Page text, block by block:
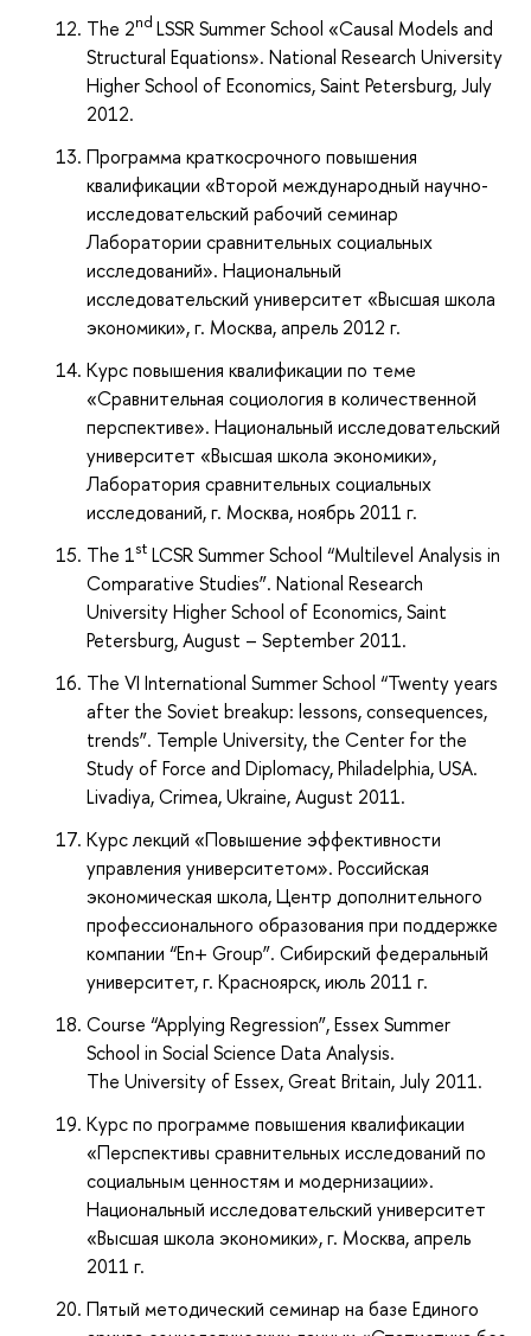
The 2nd LSSR Summer School «Causal Models and
Structural Equations». National Research University
Higher School of Economics, Saint Petersburg, July
2012.
Программа краткосрочного повышения
квалификации «Второй международный научно-
исследовательский рабочий семинар
Лаборатории сравнительных социальных
исследований». Национальный
исследовательский университет «Высшая школа
экономики», г. Москва, апрель 2012 г.
Курс повышения квалификации по теме
«Сравнительная социология в количественной
перспективе». Национальный исследовательский
университет «Высшая школа экономики»,
Лаборатория сравнительных социальных
исследований, г. Москва, ноябрь 2011 г.
The 1stLCSR Summer School “Multilevel Analysis in
Comparative Studies”. National Research
University Higher School of Economics, Saint
Petersburg, August – September 2011.
The VI International Summer School “Twenty years
after the Soviet breakup: lessons, consequences,
trends”. Temple University, the Center for the
Study of Force and Diplomacy, Philadelphia, USA.
Livadiya, Crimea, Ukraine, August 2011.
Курс лекций «Повышение эффективности
управления университетом». Российская
экономическая школа, Центр дополнительного
профессионального образования при поддержке
компании “En+ Group”. Сибирский федеральный
университет, г. Красноярск, июль 2011 г.
Course “Applying Regression”, Essex Summer
School in Social Science Data Analysis.
The University of Essex, Great Britain, July 2011.
Курс по программе повышения квалификации
«Перспективы сравнительных исследований по
социальным ценностям и модернизации».
Национальный исследовательский университет
«Высшая школа экономики», г. Москва, апрель
2011 г.
Пятый методический семинар на базе Единого